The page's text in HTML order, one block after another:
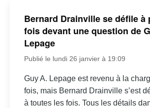
Bernard Drainville se défile à
fois devant une question de
Lepage
Publié le lundi 26 janvier à 19:09
Guy A. Lepage est revenu à la
fois, mais Bernard Drainville s’est
à toutes les fois. Tous les détails